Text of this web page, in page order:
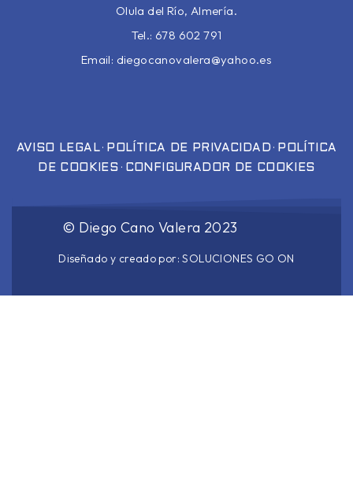
Olula del Río, Almería.
Tel.: 678 602 791
Email: diegocanovalera@yahoo.es
AVISO LEGAL· POLÍTICA DE PRIVACIDAD · POLÍTICA
DE COOKIES · CONFIGURADOR DE COOKIES
© Diego Cano Valera 2023
Diseñado y creado por:SOLUCIONES GO ON